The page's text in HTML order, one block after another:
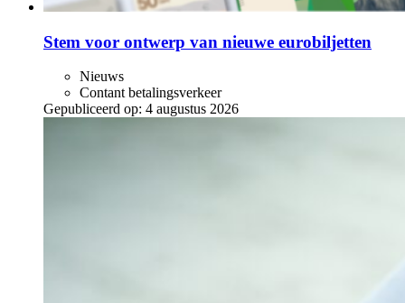
Stem voor ontwerp van nieuwe eurobiljetten
Nieuws
Contant betalingsverkeer
Gepubliceerd op: 4 augustus 2026